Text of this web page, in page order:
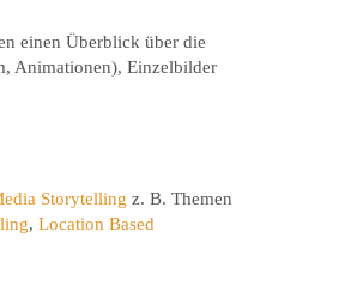
einen Überblick über die
Animationen), Einzelbilder
Storytelling z. B. Themen
, Location Based